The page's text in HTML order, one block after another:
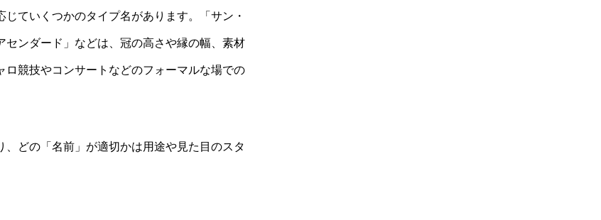
ていくつかのタイプ名があります。「サン・
ンダード」などは、冠の高さや縁の幅、素材
競技やコンサートなどのフォーマルな場での
どの「名前」が適切かは用途や見た目のスタ